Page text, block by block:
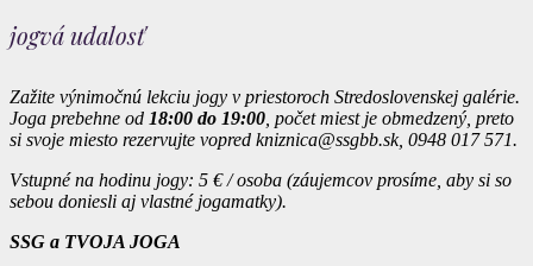
jogvá udalosť
Zažite výnimočnú lekciu jogy v priestoroch Stredoslovenskej galérie.
Joga prebehne od 18:00 do 19:00 , počet miest je obmedzený, preto
si svoje miesto rezervujte vopred kniznica@ssgbb.sk, 0948 017 571.
Vstupné na hodinu jogy: 5 € / osoba (záujemcov prosíme, aby si so
sebou doniesli aj vlastné jogamatky).
SSG a TVOJA JOGA